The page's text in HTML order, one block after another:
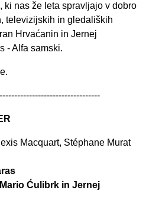
ki nas že leta spravljajo v dobro
televizijskih in gledaliških
Hrvaćanin in Jernej
- Alfa samski.
Macquart, Stéphane Murat
Ćulibrk in Jernej